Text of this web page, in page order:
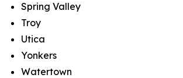
Spring Valley
Troy
Utica
Yonkers
Watertown